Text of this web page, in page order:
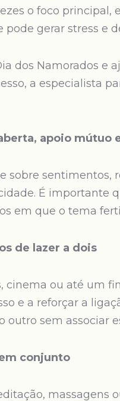
o foco principal,
pode gerar stress e
dos Namorados e
a especialista
apoio
sobre sentimentos,
É importante
em que o tema
de lazer a dois
cinema ou até um
e a reforçar a
outro sem associar
conjunto
massagens